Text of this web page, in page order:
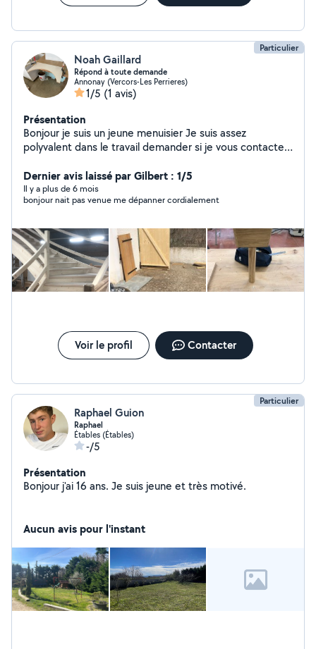
Particulier
Noah Gaillard
Répond à toute demande
Annonay (Vercors-Les Perrieres)
1/5 (1 avis)
Présentation
Bonjour je suis un jeune menuisier Je suis assez
polyvalent dans le travail demander si je vous contacte
Dernier avis laissé par Gilbert : 1/5
Il y a plus de 6 mois
bonjour nait pas venue me dépanner cordialement
Voir le profil Contacter
Particulier
Raphael Guion
Raphael
Étables (Étables)
-/5
Présentation
Bonjour j'ai 16 ans. Je suis jeune et très motivé.
Aucun avis pour l'instant